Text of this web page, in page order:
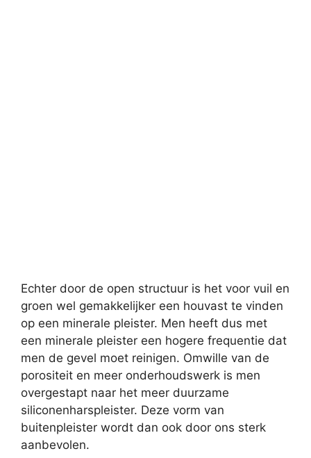
Echter door de open structuur is het voor vuil en
groen wel gemakkelijker een houvast te vinden
op een minerale pleister. Men heeft dus met
een minerale pleister een hogere frequentie dat
men de gevel moet reinigen. Omwille van de
porositeit en meer onderhoudswerk is men
overgestapt naar het meer duurzame
siliconenharspleister. Deze vorm van
buitenpleister wordt dan ook door ons sterk
aanbevolen.